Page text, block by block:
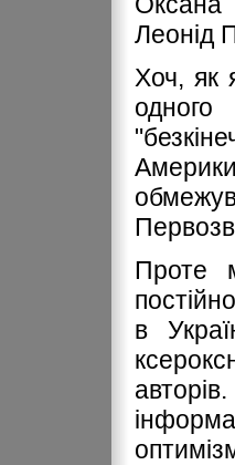
Леонід
Хоч, як
Проте
в